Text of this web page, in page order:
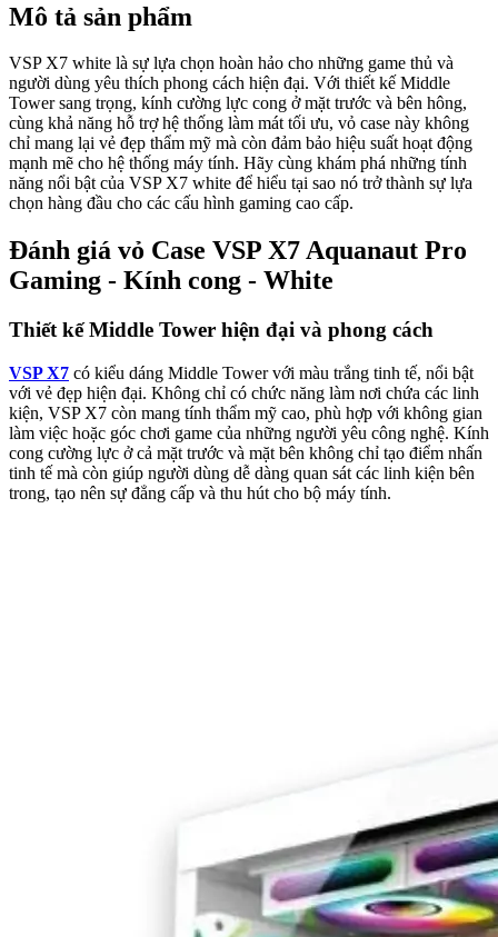
Mô tả sản phẩm
VSP X7 white là sự lựa chọn hoàn hảo cho những game thủ và
người dùng yêu thích phong cách hiện đại. Với thiết kế Middle
Tower sang trọng, kính cường lực cong ở mặt trước và bên hông,
cùng khả năng hỗ trợ hệ thống làm mát tối ưu, vỏ case này không
chỉ mang lại vẻ đẹp thẩm mỹ mà còn đảm bảo hiệu suất hoạt động
mạnh mẽ cho hệ thống máy tính. Hãy cùng khám phá những tính
năng nổi bật của VSP X7 white để hiểu tại sao nó trở thành sự lựa
chọn hàng đầu cho các cấu hình gaming cao cấp.
Đánh giá vỏ Case VSP X7 Aquanaut Pro
Gaming - Kính cong - White
Thiết kế Middle Tower hiện đại và phong cách
VSP X7 có kiểu dáng Middle Tower với màu trắng tinh tế, nổi bật
với vẻ đẹp hiện đại. Không chỉ có chức năng làm nơi chứa các linh
kiện, VSP X7 còn mang tính thẩm mỹ cao, phù hợp với không gian
làm việc hoặc góc chơi game của những người yêu công nghệ. Kính
cong cường lực ở cả mặt trước và mặt bên không chỉ tạo điểm nhấn
tinh tế mà còn giúp người dùng dễ dàng quan sát các linh kiện bên
trong, tạo nên sự đẳng cấp và thu hút cho bộ máy tính.